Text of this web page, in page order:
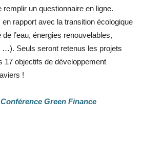
remplir un questionnaire en ligne.
rapport avec la transition écologique
l’eau, énergies renouvelables,
Seuls seront retenus les projets
17 objectifs de développement
!
Green Finance